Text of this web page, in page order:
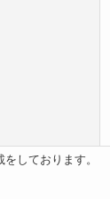
しております。